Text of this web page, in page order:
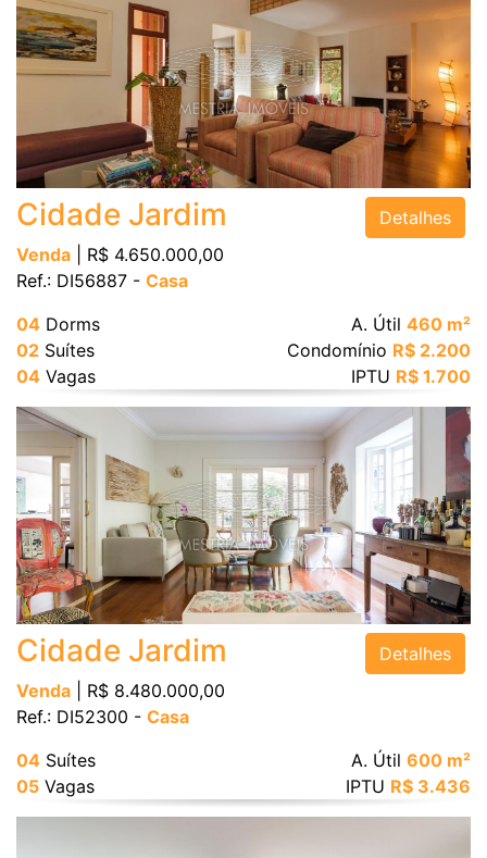
Cidade Jardim
Venda | R$ 4.650.000,00
Ref.: DI56887 - Casa
Detalhes
04 Dorms
02 Suítes
04 Vagas
A. Útil 460 m²
Condomínio R$ 2.200
IPTU R$ 1.700
Cidade Jardim
Venda | R$ 8.480.000,00
Ref.: DI52300 - Casa
Detalhes
04 Suítes
05 Vagas
A. Útil 600 m²
IPTU R$ 3.436